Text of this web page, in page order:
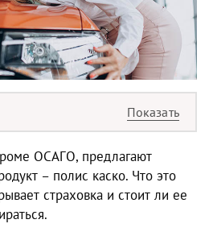
ОСАГО, предлагают
– полис каско. Что это
страховка и стоит ли ее